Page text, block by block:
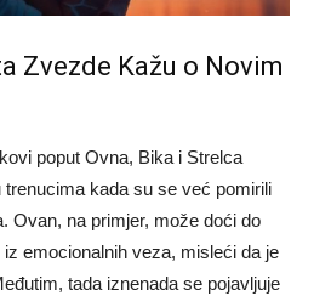
Zvezde Kažu o Novim
poput Ovna, Bika i Strelca
kada su se već pomirili
Ovan, na primjer, može doći do
emocionalnih veza, misleći da je
tada iznenada se pojavljuje